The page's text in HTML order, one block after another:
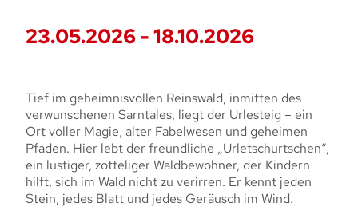
23.05.2026 - 18.10.2026
Tief im geheimnisvollen Reinswald, inmitten des
verwunschenen Sarntales, liegt der Urlesteig – ein
Ort voller Magie, alter Fabelwesen und geheimen
Pfaden. Hier lebt der freundliche „Urletschurtschen“,
ein lustiger, zotteliger Waldbewohner, der Kindern
hilft, sich im Wald nicht zu verirren. Er kennt jeden
Stein, jedes Blatt und jedes Geräusch im Wind.